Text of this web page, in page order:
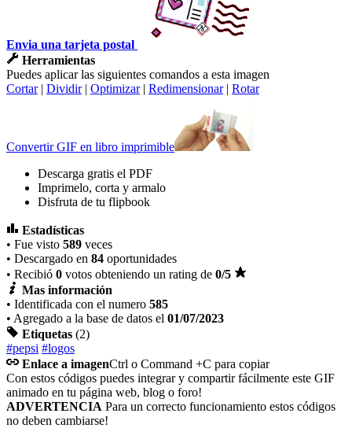
Envia una tarjeta postal
Herramientas
Puedes aplicar las siguientes comandos a esta imagen
Cortar| Dividir| Optimizar| Redimensionar| Rotar
Convertir GIF en libro imprimible
Descarga gratis el PDF
Imprimelo, corta y armalo
Disfruta de tu flipbook
Estadísticas
• Fue visto 589 veces
• Descargado en 84 oportunidades
• Recibió 0 votos obteniendo un rating de 0/5
Mas información
• Identificada con el numero 585
• Agregado a la base de datos el 01/07/2023
Etiquetas (2)
#pepsi #logos
Enlace a imagenCtrl o Command +C para copiar
Con estos códigos puedes integrar y compartir fácilmente este GIF
animado en tu página web, blog o foro!
ADVERTENCIA Para un correcto funcionamiento estos códigos
no deben cambiarse!